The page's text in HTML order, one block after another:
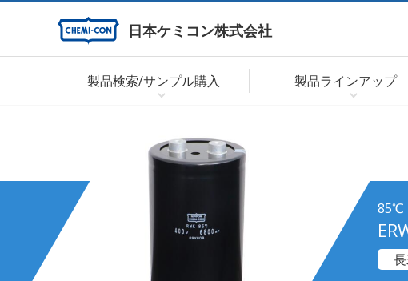
日本ケミコン株式会社
製品検索/サンプル購入 製品ラインアップ
85℃